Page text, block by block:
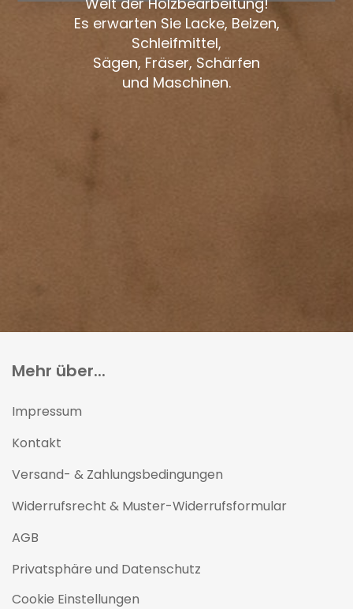
Es erwarten Sie Lacke, Beizen,
Schleifmittel,
Sägen, Fräser, Schärfen
und Maschinen.
Mehr über...
Impressum
Kontakt
Versand- & Zahlungsbedingungen
Widerrufsrecht & Muster-Widerrufsformular
AGB
Privatsphäre und Datenschutz
Cookie Einstellungen